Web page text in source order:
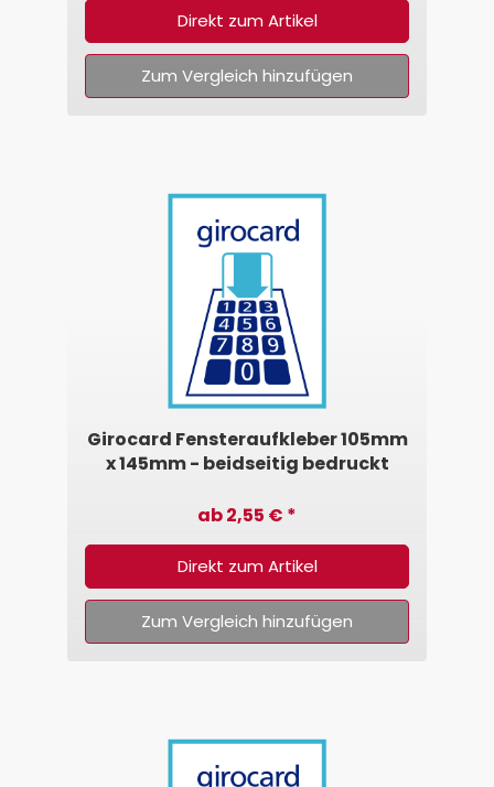
Direkt zum Artikel
Zum Vergleich hinzufügen
Girocard Fensteraufkleber 105mm
x 145mm - beidseitig bedruckt
ab 2,55 € *
Direkt zum Artikel
Zum Vergleich hinzufügen